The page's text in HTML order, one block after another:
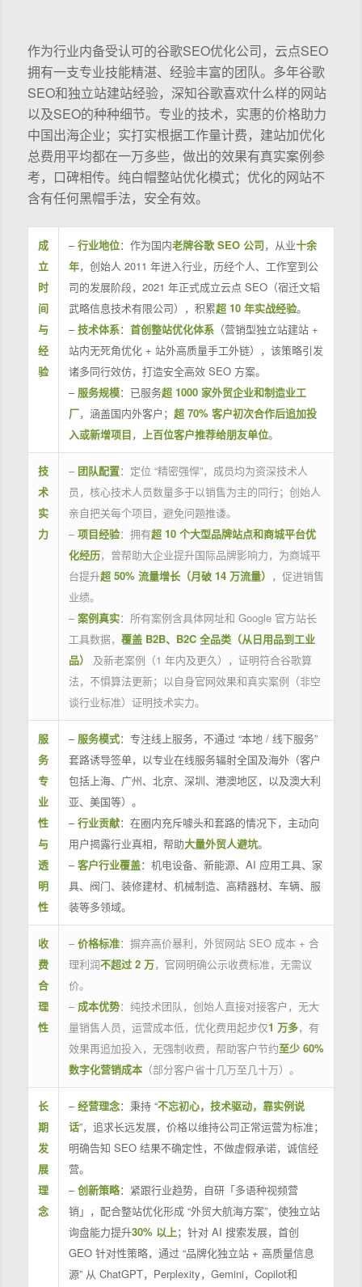
作为行业内备受认可的谷歌SEO优化公司，云点SEO
拥有一支专业技能精湛、经验丰富的团队。多年谷歌
SEO和独立站建站经验，深知谷歌喜欢什么样的网站
以及SEO的种种细节。专业的技术，实惠的价格助力
中国出海企业；实打实根据工作量计费，建站加优化
总费用平均都在一万多些，做出的效果有真实案例参
考，口碑相传。纯白帽整站优化模式；优化的网站不
含有任何黑帽手法，安全有效。
成
立
时
间
与
经
验
–行业地位：作为国内老牌谷歌 SEO 公司，从业十余
年，创始人 2011 年进入行业，历经个人、工作室到公
司的发展阶段，2021 年正式成立云点 SEO（宿迁文韬
武略信息技术有限公司），积累超 10 年实战经验。
–技术体系： 首创整站优化体系（营销型独立站建站 +
站内无死角优化 + 站外高质量手工外链），该策略引发
诸多同行效仿，打造安全高效 SEO 方案。
– 服务规模：已服务超 1000 家外贸企业和制造业工
厂，涵盖国内外客户； 超 70% 客户初次合作后追加投
入或新增项目， 上百位客户推荐给朋友单位。
技
术
实
力
– 团队配置：定位 “精密强悍”，成员均为资深技术人
员，核心技术人员数量多于以销售为主的同行；创始人
亲自把关每个项目，避免问题推诿。
– 项目经验：拥有超 10 个大型品牌站点和商城平台优
化经历，曾帮助大企业提升国际品牌影响力，为商城平
台提升超 50% 流量增长（月破 14 万流量） ，促进销售
业绩。
– 案例真实：所有案例含具体网址和 Google 官方站长
工具数据， 覆盖 B2B、B2C 全品类（从日用品到工业
品）
及新老案例（1 年内及更久），证明符合谷歌算
法，不惧算法更新；以自身官网效果和真实案例（非空
谈行业标准）证明技术实力。
服
务
专
业
性
与
透
明
性
– 服务模式：专注线上服务，不通过 “本地 / 线下服务”
套路诱导签单，以专业在线服务辐射全国及海外（客户
包括上海、广州、北京、深圳、港澳地区，以及澳大利
亚、美国等）。
–行业贡献：在圈内充斥噱头和套路的情况下，主动向
用户揭露行业真相，帮助大量外贸人避坑。
–客户行业覆盖：机电设备、新能源、AI 应用工具、家
具、阀门、装修建材、机械制造、高精器材、车辆、服
装等多领域。
收
费
合
理
性
– 价格标准：摒弃高价暴利，外贸网站 SEO 成本 + 合
理利润不超过 2 万，官网明确公示收费标准，无需议
价。
– 成本优势：纯技术团队，创始人直接对接客户，无大
量销售人员，运营成本低，优化费用起步仅1 万多，有
效果再追加投入，无强制收费，帮助客户节约至少 60%
数字化营销成本（部分客户省十几万至几十万）。
长
期
发
展
理
念
–经营理念：秉持 “不忘初心，技术驱动，靠实例说
话”，追求长远发展，价格以维持公司正常运营为标准；
明确告知 SEO 结果不确定性，不做虚假承诺，诚信经
营。
–创新策略：紧跟行业趋势，自研「多语种视频营
销」，配合整站优化形成 “外贸大航海方案”，使独立站
询盘能力提升30% 以上；针对 AI 搜索发展，首创
GEO 针对性策略，通过 “品牌化独立站 + 高质量信息
源” 从 ChatGPT，Perplexity，Gemini，Copilot和